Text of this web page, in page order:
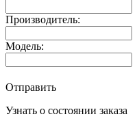
Производитель:
Модель:
Отправить
Узнать о состоянии заказа